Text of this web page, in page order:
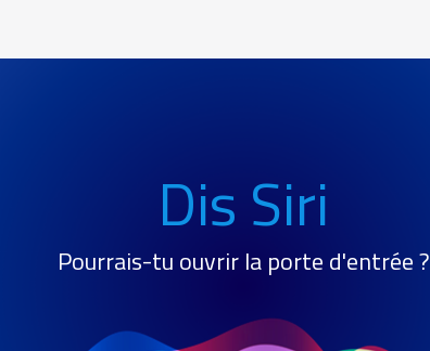
Dis Siri
Pourrais-tu ouvrir la porte d'entrée ?